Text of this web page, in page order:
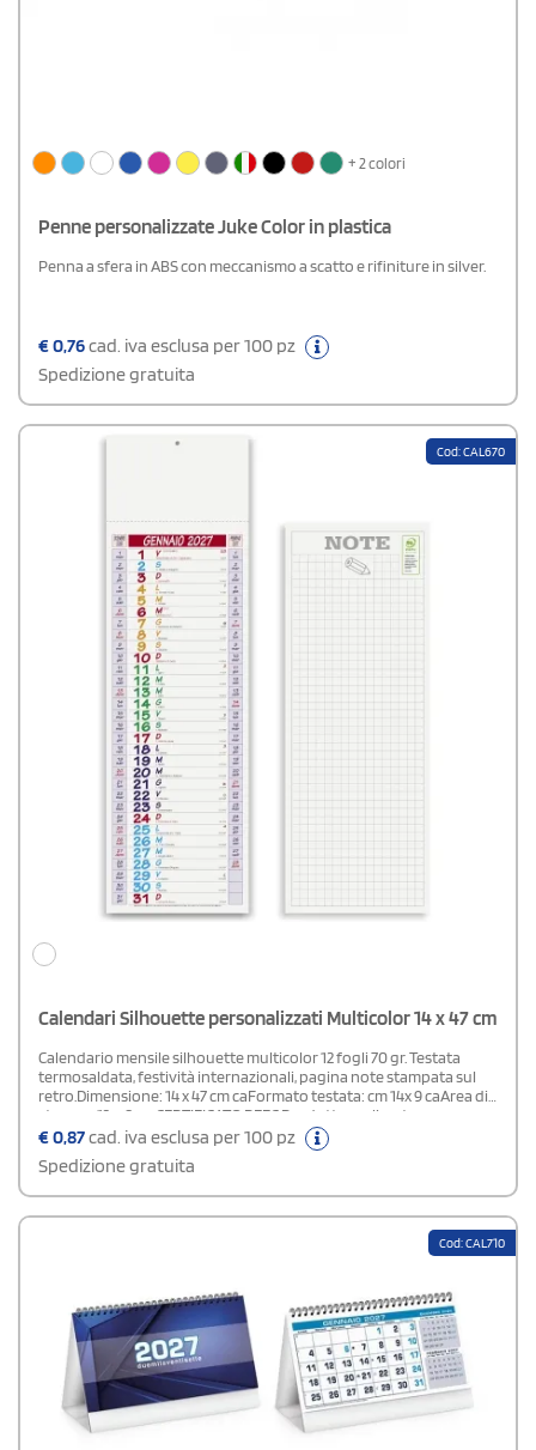
+ 2 colori
Penne personalizzate Juke Color in plastica
Penna a sfera in ABS con meccanismo a scatto e rifiniture in silver.
€0,76cad. iva esclusa per 100 pz
Spedizione gratuita
Cod: CAL670
Calendari Silhouette personalizzati Multicolor 14 x 47 cm
Calendario mensile silhouette multicolor 12 fogli 70 gr. Testata
termosaldata, festività internazionali, pagina note stampata sul
retro.Dimensione: 14 x 47 cm caFormato testata: cm 14x 9 caArea di
stampa: 13 x 8 cmCERTIFICATO PEFC Prodotto realizzato con
materia prima da foreste gestite in maniera sostenibile e da fonti
€0,87cad. iva esclusa per 100 pz
Spedizione gratuita
Cod: CAL710